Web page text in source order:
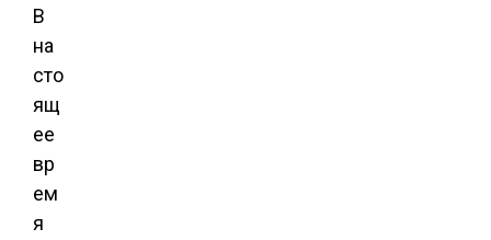
В
на
сто
ящ
ее
вр
ем
я